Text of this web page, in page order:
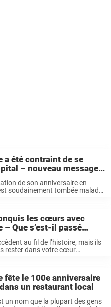
a été contraint de se
– nouveau message
trois semaines… »
de son anniversaire en
soudainement tombée malade.
les cœurs avec
– Que s’est-il passé
au fil de l’histoire, mais ils
rester dans votre cœur
fête le 100e anniversaire
un restaurant local
un nom que la plupart des gens